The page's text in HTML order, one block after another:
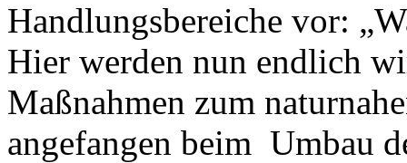
Handlungsbereiche vor:
Hier werden nun endlich
Maßnahmen zum
angefangen beim Umbau